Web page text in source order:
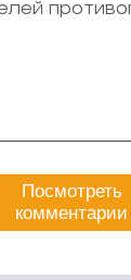
Посмотреть
комментарии